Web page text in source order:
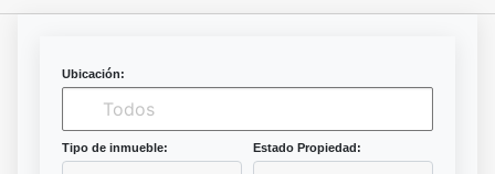
Ubicación:
Tipo de inmueble: Estado Propiedad: